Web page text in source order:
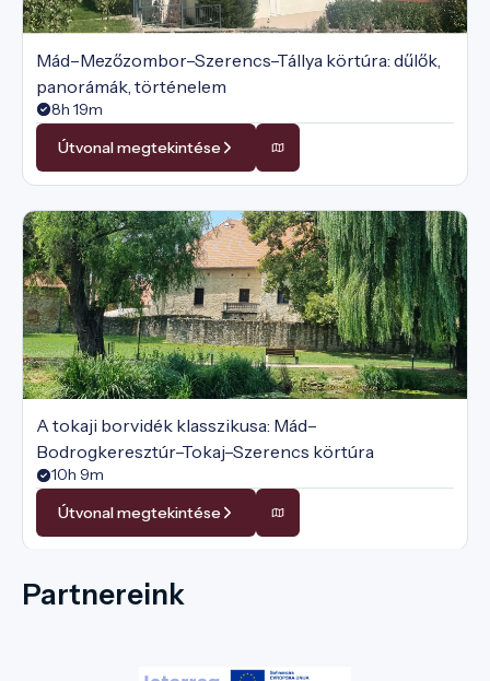
Mád–Mezőzombor–Szerencs–Tállya körtúra: dűlők,
panorámák, történelem
8h 19m
Útvonal megtekintése
A tokaji borvidék klasszikusa: Mád–
Bodrogkeresztúr–Tokaj–Szerencs körtúra
10h 9m
Útvonal megtekintése
Partnereink